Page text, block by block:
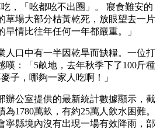
，「吆都吆不出圈」。 寢食難安的
草場大部分枯黃乾死，放眼望去一片
情比往年任何一年都嚴重。」
人口中有一半因乾旱而缺糧。一位打
嘆：「5畝地，去年秋季下了100斤種
子，哪夠一家人吃啊！」
辦公室提供的最新統計數據顯示，截
1780萬畝，有約25萬人飲水困難。
寧縣境內沒有出現一場有效降雨，部